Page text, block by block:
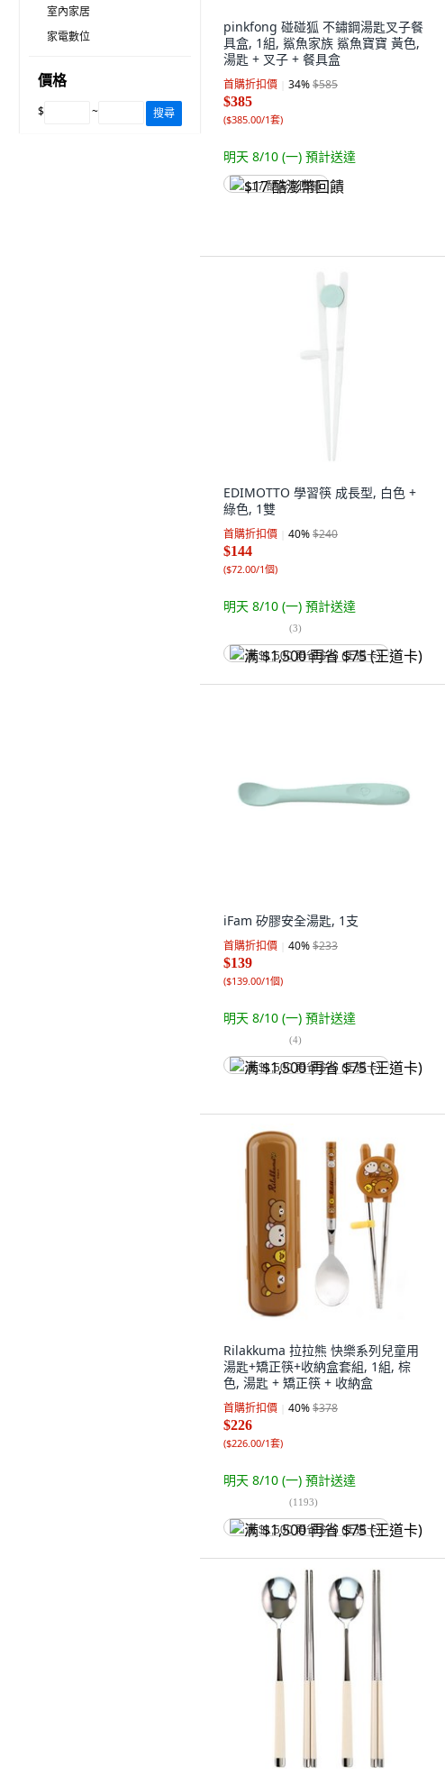
室內家居
家電數位
價格
$ ~ 搜尋
pinkfong 碰碰狐 不鏽鋼湯匙叉子餐
具盒, 1組, 鯊魚家族 鯊魚寶寶 黃色,
湯匙 + 叉子 + 餐具盒
首購折扣價 34%$585
$385
($385.00/1套)
明天 8/10 (一) 預計送達
$17 酷澎幣回饋
EDIMOTTO 學習筷 成長型, 白色 +
綠色, 1雙
首購折扣價 40%$240
$144
($72.00/1個)
明天 8/10 (一) 預計送達
(3)
满 $1,500 再省 $75 (王道卡)
iFam 矽膠安全湯匙, 1支
首購折扣價 40%$233
$139
($139.00/1個)
明天 8/10 (一) 預計送達
(4)
满 $1,500 再省 $75 (王道卡)
Rilakkuma 拉拉熊 快樂系列兒童用
湯匙+矯正筷+收納盒套組, 1組, 棕
色, 湯匙 + 矯正筷 + 收納盒
首購折扣價 40%$378
$226
($226.00/1套)
明天 8/10 (一) 預計送達
(1193)
满 $1,500 再省 $75 (王道卡)